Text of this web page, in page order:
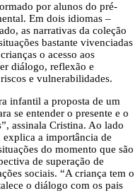
por alunos do pré-
Em dois idiomas –
as narrativas da coleção
bastante vivenciadas
o acesso aos
diálogo, reflexão e
e vulnerabilidades.
infantil a proposta de um
se entender o presente e o
assinala Cristina. Ao lado
a importância de
do momento que são
de superação de
sociais. “A criança tem o
o diálogo com os pais